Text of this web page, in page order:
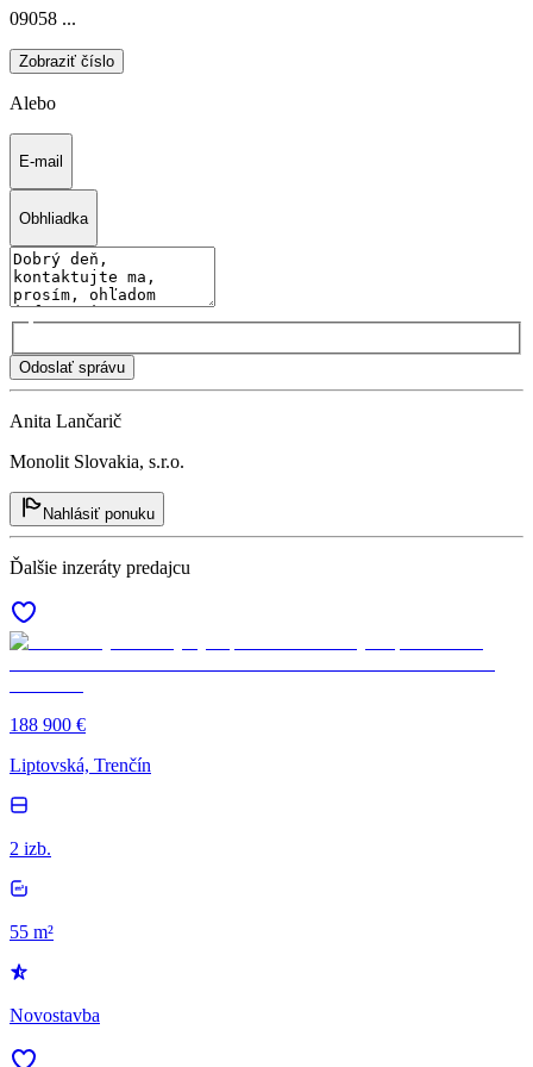
09058 ...
Zobraziť číslo
Alebo
E-mail
Obhliadka
Odoslať správu
Anita Lančarič
Monolit Slovakia, s.r.o.
Nahlásiť ponuku
Ďalšie inzeráty predajcu
188 900 €
Liptovská, Trenčín
2 izb.
55 m²
Novostavba